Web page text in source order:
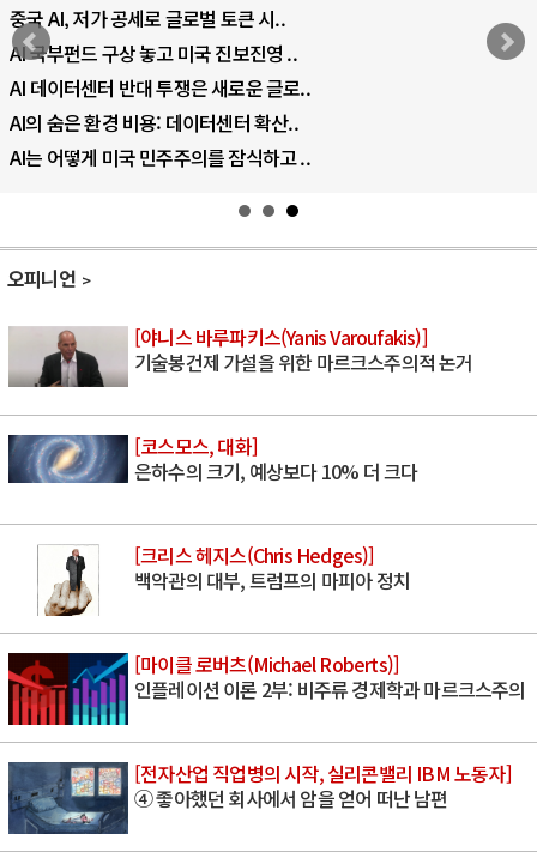
중국 AI, 저가 공세로 글로벌 토큰 시..
AI 국부펀드 구상 놓고 미국 진보진영 ..
AI 데이터센터 반대 투쟁은 새로운 글로..
AI의 숨은 환경 비용: 데이터센터 확산..
AI는 어떻게 미국 민주주의를 잠식하고 ..
오피니언
[야니스 바루파키스(Yanis Varoufakis)]
기술봉건제 가설을 위한 마르크스주의적 논거
[코스모스, 대화]
은하수의 크기, 예상보다 10% 더 크다
[크리스 헤지스(Chris Hedges)]
백악관의 대부, 트럼프의 마피아 정치
[마이클 로버츠(Michael Roberts)]
인플레이션 이론 2부: 비주류 경제학과 마르크스주의
[전자산업 직업병의 시작, 실리콘밸리 IBM 노동자]
④ 좋아했던 회사에서 암을 얻어 떠난 남편